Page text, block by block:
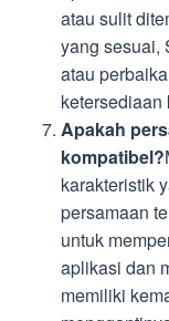
atau sulit
yang sesuai,
atau
ketersediaan
Apakah
kompatibel?
karakteristik
persamaan
untuk
aplikasi dan
memiliki